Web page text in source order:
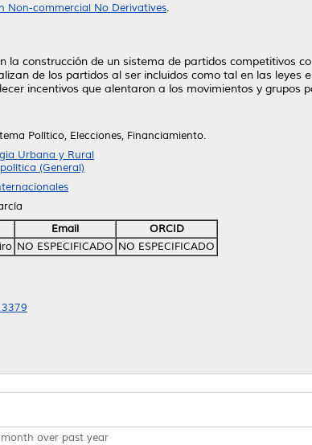
Non-commercial No Derivatives.
construcción de un sistema de partidos competitivos
de los partidos al ser incluidos como tal en las leyes
incentivos que alentaron a los movimientos y grupos
Político, Elecciones, Financiamiento.
Urbana y Rural
(General)
Email
ORCID
NO ESPECIFICADO NO ESPECIFICADO
over past year